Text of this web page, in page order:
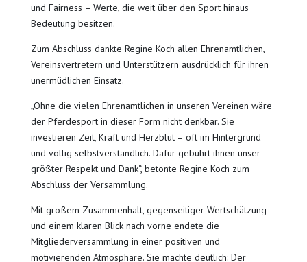
und Fairness – Werte, die weit über den Sport hinaus
Bedeutung besitzen.
Zum Abschluss dankte Regine Koch allen Ehrenamtlichen,
Vereinsvertretern und Unterstützern ausdrücklich für ihren
unermüdlichen Einsatz.
„Ohne die vielen Ehrenamtlichen in unseren Vereinen wäre
der Pferdesport in dieser Form nicht denkbar. Sie
investieren Zeit, Kraft und Herzblut – oft im Hintergrund
und völlig selbstverständlich. Dafür gebührt ihnen unser
größter Respekt und Dank“, betonte Regine Koch zum
Abschluss der Versammlung.
Mit großem Zusammenhalt, gegenseitiger Wertschätzung
und einem klaren Blick nach vorne endete die
Mitgliederversammlung in einer positiven und
motivierenden Atmosphäre. Sie machte deutlich: Der